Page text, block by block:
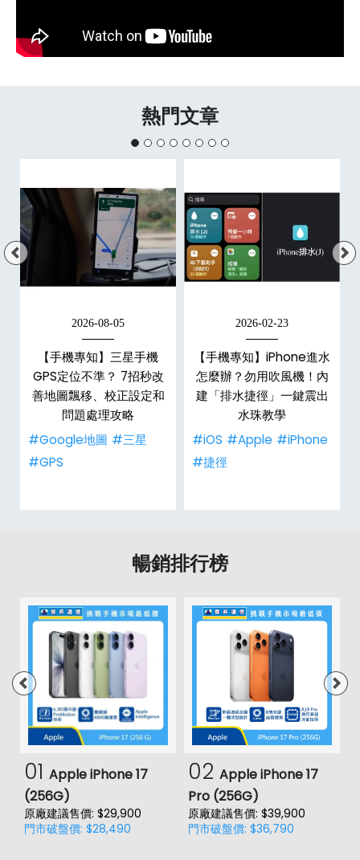
熱門文章
2026-08-05
【手機專知】三星手機
GPS定位不準？ 7招秒改
善地圖飄移、校正設定和
問題處理攻略
#Google地圖 #三星
#GPS
2026-02-23
【手機專知】iPhone進水
怎麼辦？勿用吹風機！內
建「排水捷徑」一鍵震出
水珠教學
#iOS #Apple #iPhone
#捷徑
暢銷排行榜
01 Apple iPhone 17
(256G)
原廠建議售價: $29,900
門市破盤價: $28,490
02 Apple iPhone 17
Pro (256G)
原廠建議售價: $39,900
門市破盤價: $36,790